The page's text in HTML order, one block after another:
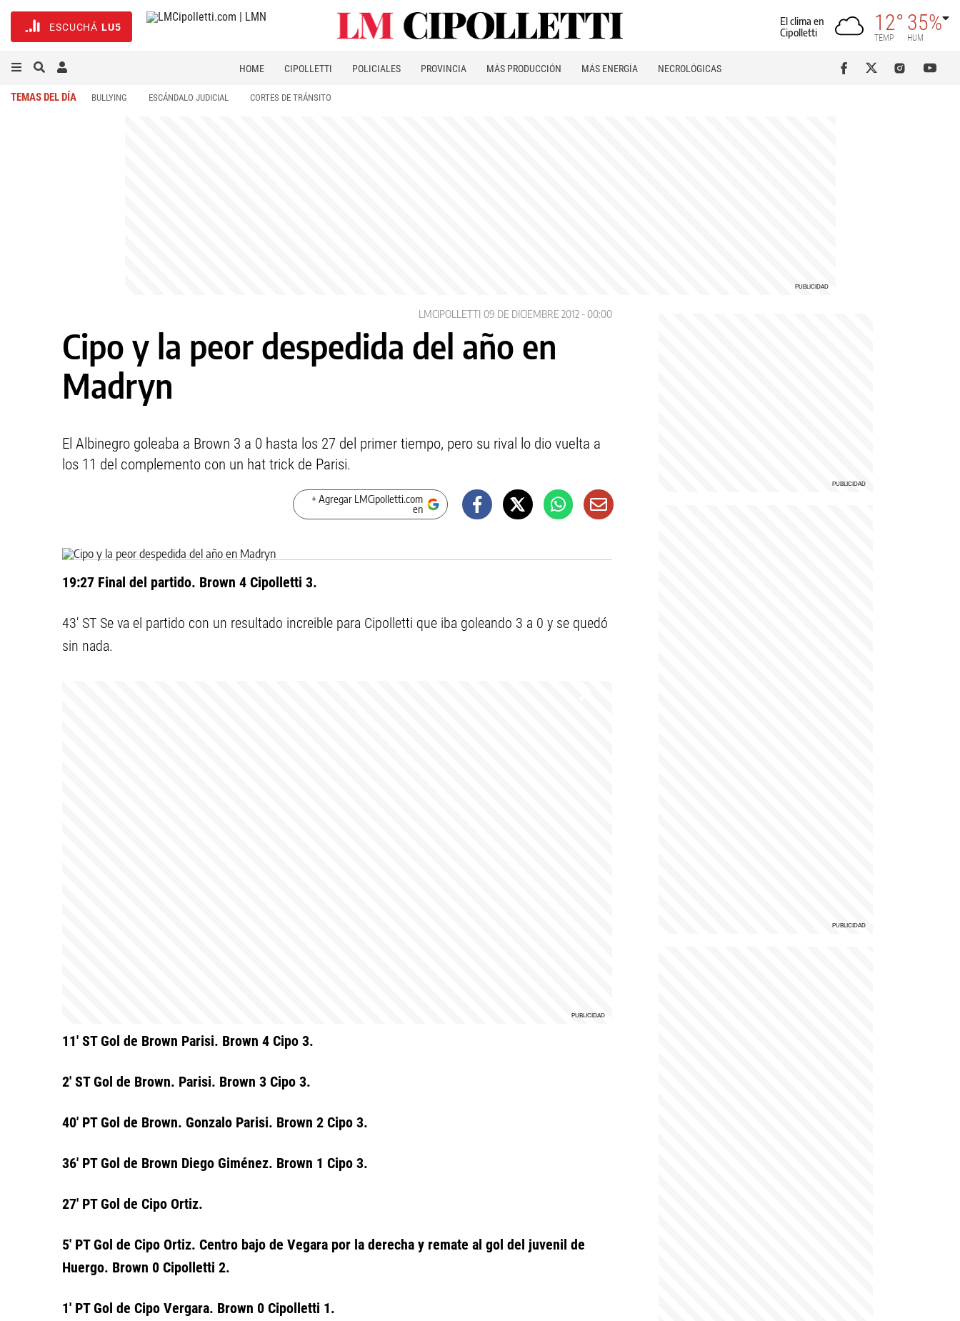
ESCUCHÁ LU5
El clima en
Cipolletti
12°
TEMP
35%
HUM
HOME CIPOLLETTI POLICIALES PROVINCIA MÁS PRODUCCIÓN MÁS ENERGÍA NECROLÓGICAS
TEMAS DEL DÍA BULLYING ESCÁNDALO JUDICIAL CORTES DE TRÁNSITO
LMCIPOLLETTI 09 DE DICIEMBRE 2012 - 00:00
Cipo y la peor despedida del año en
Madryn
El Albinegro goleaba a Brown 3 a 0 hasta los 27 del primer tiempo, pero su rival lo dio vuelta a
los 11 del complemento con un hat trick de Parisi.
+ Agregar LMCipolletti.com
en
19:27 Final del partido. Brown 4 Cipolletti 3.
43' ST Se va el partido con un resultado increible para Cipolletti que iba goleando 3 a 0 y se quedó
sin nada.
11' ST Gol de Brown Parisi. Brown 4 Cipo 3.
2' ST Gol de Brown. Parisi. Brown 3 Cipo 3.
40' PT Gol de Brown. Gonzalo Parisi. Brown 2 Cipo 3.
36' PT Gol de Brown Diego Giménez. Brown 1 Cipo 3.
27' PT Gol de Cipo Ortiz.
5' PT Gol de Cipo Ortiz. Centro bajo de Vegara por la derecha y remate al gol del juvenil de
Huergo. Brown 0 Cipolletti 2.
1' PT Gol de Cipo Vergara. Brown 0 Cipolletti 1.